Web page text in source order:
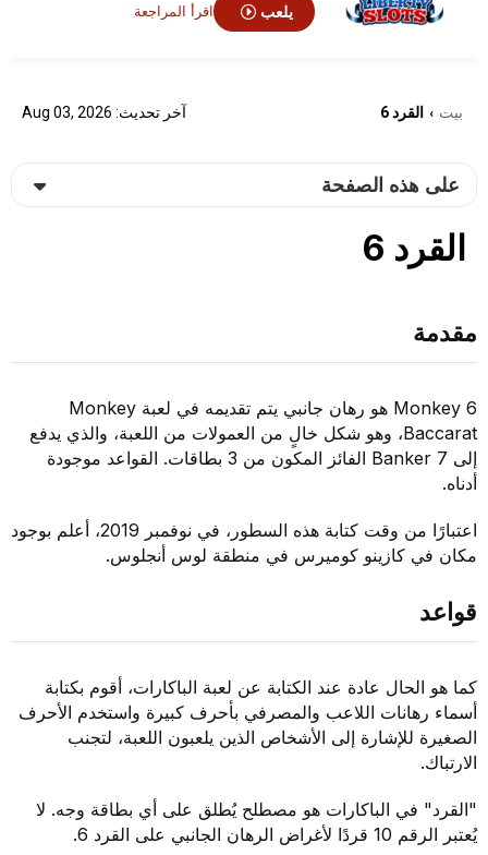
يلعب اقرأ المراجعة
بيت › القرد 6 آخر تحديث: Aug 03, 2026
على هذه الصفحة
القرد 6
مقدمة
Monkey 6 هو رهان جانبي يتم تقديمه في لعبة Monkey
Baccarat، وهو شكل خالٍ من العمولات من اللعبة، والذي يدفع
إلى Banker 7 الفائز المكون من 3 بطاقات. القواعد موجودة
أدناه.
اعتبارًا من وقت كتابة هذه السطور، في نوفمبر 2019، أعلم بوجود
مكان في كازينو كوميرس في منطقة لوس أنجلوس.
قواعد
كما هو الحال عادة عند الكتابة عن لعبة الباكارات، أقوم بكتابة
أسماء رهانات اللاعب والمصرفي بأحرف كبيرة واستخدم الأحرف
الصغيرة للإشارة إلى الأشخاص الذين يلعبون اللعبة، لتجنب
الارتباك.
"القرد" في الباكارات هو مصطلح يُطلق على أي بطاقة وجه. لا
يُعتبر الرقم 10 قردًا لأغراض الرهان الجانبي على القرد 6.